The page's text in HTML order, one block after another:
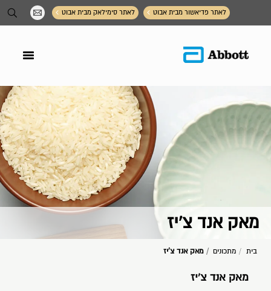
תפריט תחתון
לאתר פדיאשור מבית אבוט לאתר סימילאק מבית אבוט
מאק אנד צ'יז
בית מתכונים מאק אנד צ'יז
מאק אנד צ'יז